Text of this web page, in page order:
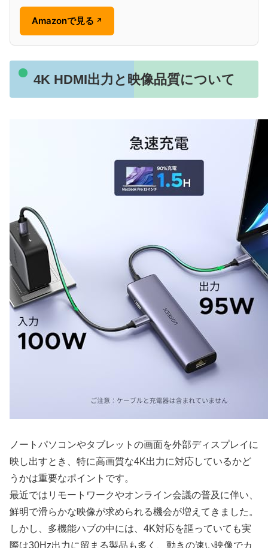
Amazonで見る ↗
4K HDMI出力と映像品質について
ノートパソコンやタブレットの画面を外部ディスプレイに
映し出すとき、特に高画質な4K出力に対応しているかど
うかは重要なポイントです。
最近ではリモートワークやオンライン会議の普及に伴い、
鮮明で滑らかな映像が求められる機会が増えてきました。
しかし、多機能ハブの中には、4K対応を謳っていても実
際は30Hz出力に留まる製品も多く、動きの速い映像でカ